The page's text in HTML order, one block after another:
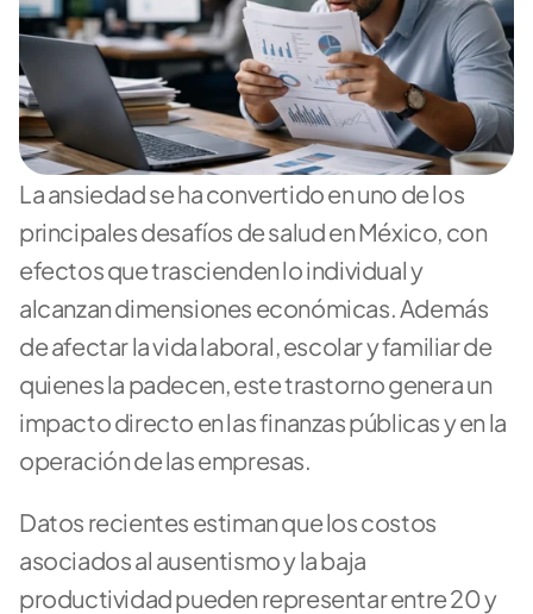
La ansiedad se ha convertido en uno de los
principales desafíos de salud en México, con
efectos que trascienden lo individual y
alcanzan dimensiones económicas. Además
de afectar la vida laboral, escolar y familiar de
quienes la padecen, este trastorno genera un
impacto directo en las finanzas públicas y en la
operación de las empresas.
Datos recientes estiman que los costos
asociados al ausentismo y la baja
productividad pueden representar entre 20 y